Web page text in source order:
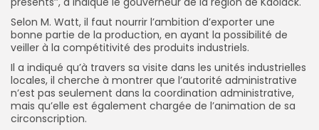
Selon M. Watt, il faut nourrir l’ambition d’exporter une
bonne partie de la production, en ayant la possibilité de
veiller à la compétitivité des produits industriels.
Il a indiqué qu’à travers sa visite dans les unités industrielles
locales, il cherche à montrer que l’autorité administrative
n’est pas seulement dans la coordination administrative,
mais qu’elle est également chargée de l’animation de sa
circonscription.